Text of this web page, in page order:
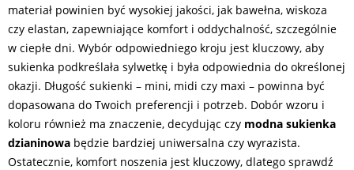
materiał powinien być wysokiej jakości, jak bawełna, wiskoza
czy elastan, zapewniające komfort i oddychalność, szczególnie
w ciepłe dni. Wybór odpowiedniego kroju jest kluczowy, aby
sukienka podkreślała sylwetkę i była odpowiednia do określonej
okazji. Długość sukienki – mini, midi czy maxi – powinna być
dopasowana do Twoich preferencji i potrzeb. Dobór wzoru i
koloru również ma znaczenie, decydując czy modna sukienka
dzianinowa będzie bardziej uniwersalna czy wyrazista.
Ostatecznie, komfort noszenia jest kluczowy, dlatego sprawdź